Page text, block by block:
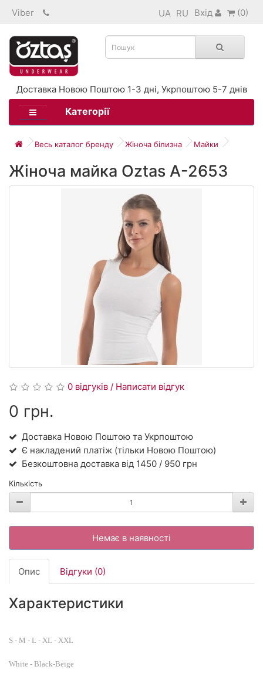
Viber (0)
Вхід
UA RU
Доставка Новою Поштою 1-3 дні, Укрпоштою 5-7 днів
Категорії
Весь каталог бренду Жіноча білизна Майки
Жіноча майка Oztas A-2653
0 відгуків / Написати відгук
0 грн.
Доставка Новою Поштою та Укрпоштою
Є накладений платіж (тільки Новою Поштою)
Безкоштовна доставка від 1450 / 950 грн
Кількість
Немає в наявності
Опис Відгуки (0)
Характеристики
S - M - L - XL - XXL
White - Black-Beige